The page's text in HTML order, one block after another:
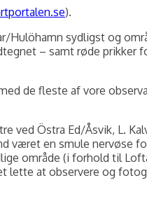
).
Hulöhamn sydligst og
– samt røde prikker
de fleste af vore
ved Östra Ed/Åsvik, L.
været en smule
område (i forhold til
lette at observere og